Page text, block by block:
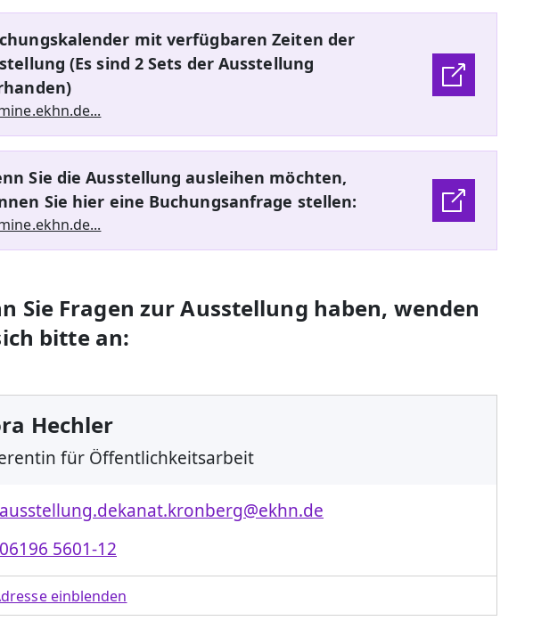
mit verfügbaren Zeiten der
(Es sind 2 Sets der Ausstellung
Sie die Ausstellung ausleihen möchten,
Sie hier eine Buchungsanfrage stellen:
Sie Fragen zur Ausstellung haben, wenden
bitte an:
Hechler
für Öffentlichkeitsarbeit
ausstellung.dekanat.kronberg@ekhn.de
06196 5601-12
einblenden